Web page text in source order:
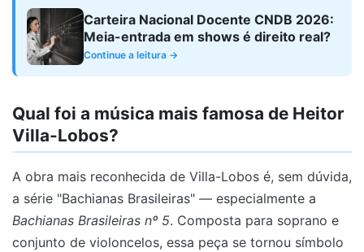
Carteira Nacional Docente CNDB 2026:
Meia-entrada em shows é direito real?
Continue a leitura →
Qual foi a música mais famosa de Heitor
Villa-Lobos?
A obra mais reconhecida de Villa-Lobos é, sem dúvida,
a série "Bachianas Brasileiras" — especialmente a
Bachianas Brasileiras nº 5. Composta para soprano e
conjunto de violoncelos, essa peça se tornou símbolo